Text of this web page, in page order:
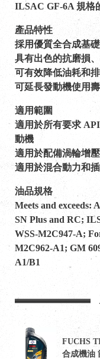
ILSAC GF-6A 規格
產品特性
採用優質全合成基
具有出色的抗磨損
可有效降低油耗和
可延長發動機使用
適用範圍
適用於所有要求
動機
適用於配備渦輪增
適用於混合動力和
油品規格
Meets and exceeds:
SN Plus and RC;
WSS-M2C947-A;
M2C962-A1; GM
A1/B1
FUCHS
合成機油